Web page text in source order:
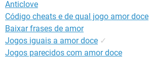
Anticlove
Código cheats e de qual jogo amor doce
Baixar frases de amor
Jogos iguais a amor doce ✓
Jogos parecidos com amor doce